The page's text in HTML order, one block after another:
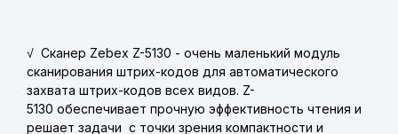
√ Сканер Zebex Z-5130 - очень маленький модуль
сканирования штрих-кодов для автоматического
захвата штрих-кодов всех видов. Z-
5130 обеспечивает прочную эффективность чтения и
решает задачи с точки зрения компактности и